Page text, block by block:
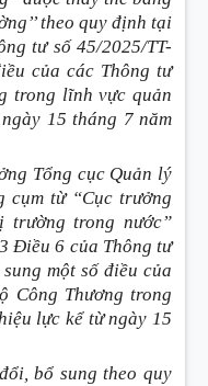
theo quy định tại
tư số 45/2025/TT-
của các Thông tư
trong lĩnh vực quản
15 tháng 7 năm
Tổng cục Quản lý
cụm từ “Cục trưởng
trường trong nước”
Điều 6 của Thông tư
một số điều của
Công Thương trong
lực kể từ ngày 15
bổ sung theo quy